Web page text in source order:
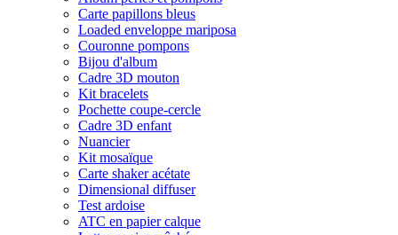
Carte papillons bleus
Loaded enveloppe mariposa
Couronne pompons
Bijou d'album
Cadre 3D mouton
Kit bracelets
Pochette coupe-cercle
Cadre 3D enfant
Nuancier
Kit mosaïque
Carte shaker acétate
Dimensional diffuser
Test ardoise
ATC en papier calque